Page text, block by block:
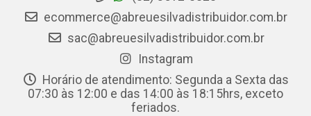
ecommerce@abreuesilvadistribuidor.com.br
sac@abreuesilvadistribuidor.com.br
Instagram
Horário de atendimento: Segunda a Sexta das
07:30 às 12:00 e das 14:00 às 18:15hrs, exceto
feriados.